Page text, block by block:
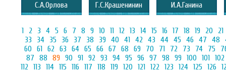
С.А.Орлова Г.С.Крашенинин И.А.Ганина
1 2 3 4 5 6 7 8 9 10 11 12 13 14 15 16 17 18 19 20
21
33
34 35 36 37 38 39 40 41 42 43 44 45 46 47 48
60 61 62 63 64 65 66 67 68 69 70 71 72 73 74 75
87
88 89 90 91 92 93 94 95 96 97 98 99 100 101
102
112 113 114 115 116 117 118 119 120 121 122 123 124 125 126